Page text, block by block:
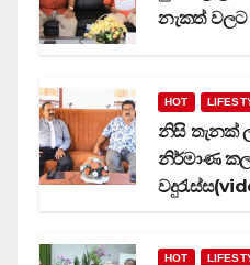
නැකත්
HOT
නිසි තැනක්
නිර්මාණ කල
HOT